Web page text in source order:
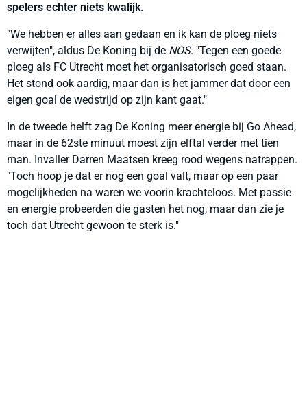
spelers echter niets kwalijk.
"We hebben er alles aan gedaan en ik kan de ploeg niets
verwijten", aldus De Koning bij de NOS. "Tegen een goede
ploeg als FC Utrecht moet het organisatorisch goed staan.
Het stond ook aardig, maar dan is het jammer dat door een
eigen goal de wedstrijd op zijn kant gaat."
In de tweede helft zag De Koning meer energie bij Go Ahead,
maar in de 62ste minuut moest zijn elftal verder met tien
man. Invaller Darren Maatsen kreeg rood wegens natrappen.
"Toch hoop je dat er nog een goal valt, maar op een paar
mogelijkheden na waren we voorin krachteloos. Met passie
en energie probeerden die gasten het nog, maar dan zie je
toch dat Utrecht gewoon te sterk is."